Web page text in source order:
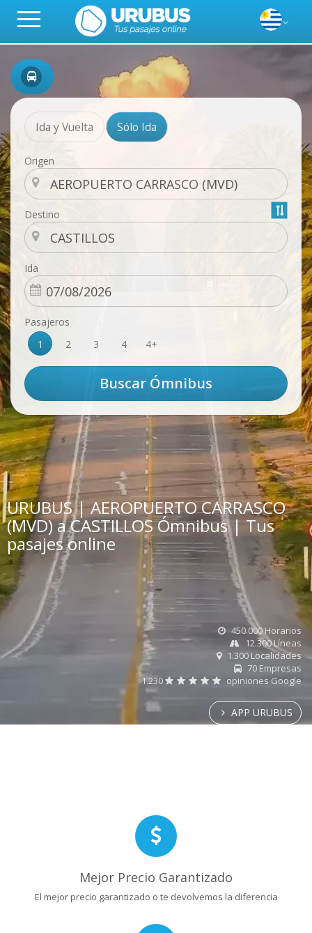
Ida y Vuelta Sólo Ida
Origen
Destino
Ida
Pasajeros
1
2 3 4 4+
URUBUS | AEROPUERTO CARRASCO
(MVD) a CASTILLOS Ómnibus | Tus
pasajes online
450.000 Horarios
12.300 Líneas
1.300 Localidades
70 Empresas
1.230
opiniones Google
APP URUBUS
Mejor Precio Garantizado
El mejor precio garantizado o te devolvemos la diferencia